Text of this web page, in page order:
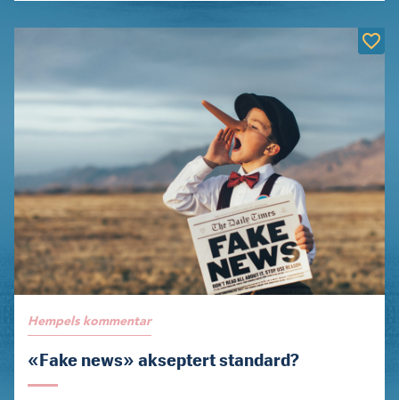
Hempels kommentar
«Fake news» akseptert standard?